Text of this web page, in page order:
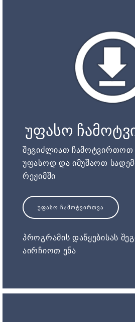
უფასო
შეგიძლიათ
უფასოდ და იმუშაოთ
რეჟიმში
ᲣᲤᲐᲡᲝ ᲩᲐᲛᲝᲢᲕᲘᲠᲗᲕᲐ
პროგრამის დაწყებისას
აირჩიოთ ენა.